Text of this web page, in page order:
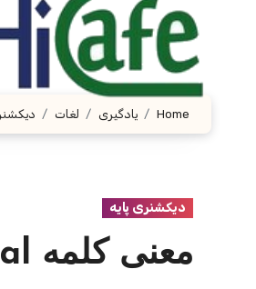
Home یادگیری لغات
دیکشنری پایه
معنی کلمه Reveal به فارسی با چند مثال